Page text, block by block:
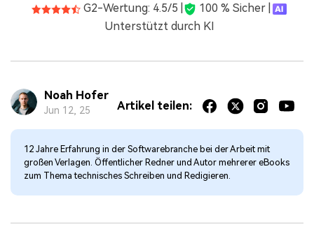
G2-Wertung: 4.5/5 |
100 % Sicher |
Unterstützt durch KI
Noah Hofer
Jun 12, 25 Artikel teilen:
12 Jahre Erfahrung in der Softwarebranche bei der Arbeit mit
großen Verlagen. Öffentlicher Redner und Autor mehrerer eBooks
zum Thema technisches Schreiben und Redigieren.